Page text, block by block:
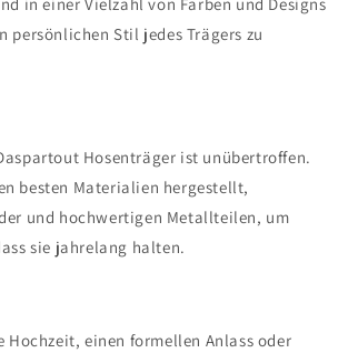
in einer Vielzahl von Farben und Designs
persönlichen Stil jedes Trägers zu
Hosenträger ist unübertroffen.
besten Materialien hergestellt,
und hochwertigen Metallteilen, um
sie jahrelang halten.
Hochzeit, einen formellen Anlass oder